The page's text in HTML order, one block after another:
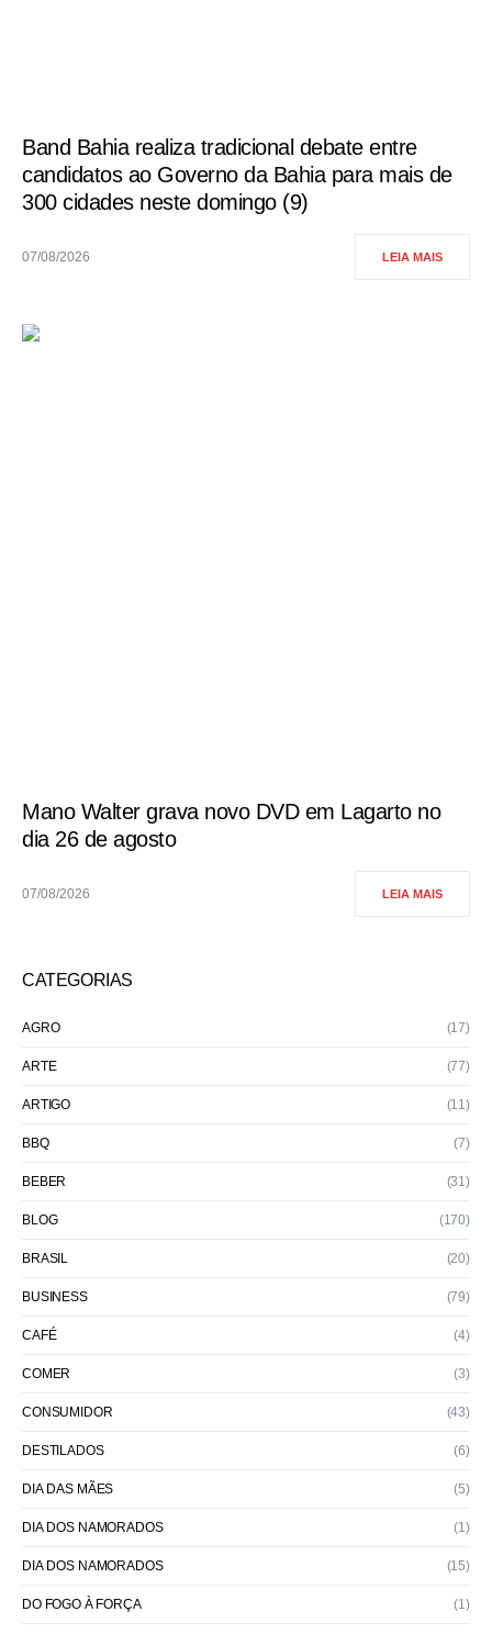
Band Bahia realiza tradicional debate entre
candidatos ao Governo da Bahia para mais de
300 cidades neste domingo (9)
07/08/2026 LEIA MAIS
Mano Walter grava novo DVD em Lagarto no
dia 26 de agosto
07/08/2026 LEIA MAIS
CATEGORIAS
AGRO (17)
ARTE (77)
ARTIGO (11)
BBQ (7)
BEBER (31)
BLOG (170)
BRASIL (20)
BUSINESS (79)
CAFÉ (4)
COMER (3)
CONSUMIDOR (43)
DESTILADOS (6)
DIA DAS MÃES (5)
DIA DOS NAMORADOS (1)
DIA DOS NAMORADOS (15)
DO FOGO À FORÇA (1)